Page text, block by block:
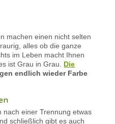
machen einen nicht selten
alles ob die ganze
im Leben macht Ihnen
ist Grau in Grau. Die
endlich wieder Farbe
nach einer Trennung etwas
schließlich gibt es auch